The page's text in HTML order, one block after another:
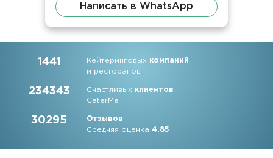
Написать в WhatsApp
1441 Кейтеринговых компаний
и ресторанов
234343 Счастливых клиентов
CaterMe
30295
Отзывов
Средняя оценка4.85